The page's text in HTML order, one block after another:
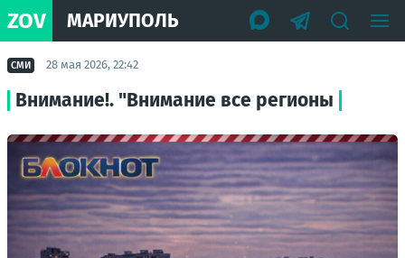
ZOV МАРИУПОЛЬ
СМИ 28 мая 2026, 22:42
Внимание!. "Внимание все регионы